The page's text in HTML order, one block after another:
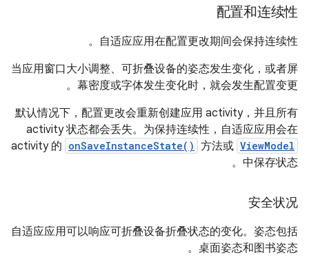
配置和连续性
自适应应用在配置更改期间会保持连续性。
当应用窗口大小调整、可折叠设备的姿态发生变化，或者屏
幕密度或字体发生变化时，就会发生配置变更。
默认情况下，配置更改会重新创建应用 activity，并且所有
activity 状态都会丢失。为保持连续性，自适应应用会在
activity 的 onSaveInstanceState() 方法或 ViewModel
中保存状态。
安全状况
自适应应用可以响应可折叠设备折叠状态的变化。姿态包括
桌面姿态和图书姿态。